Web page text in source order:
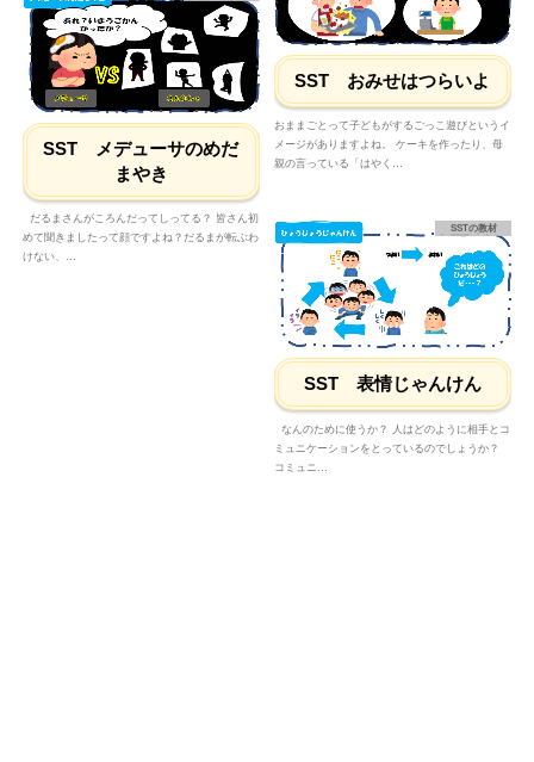
SST おみせはつらいよ
おままごとって子どもがするごっこ遊びというイ
メージがありますよね。 ケーキを作ったり、母
親の言っている「はやく…
SST メデューサのめだ
まやき
だるまさんがころんだってしってる？ 皆さん初
めて聞きましたって顔ですよね？だるまが転ぶわ
けない、…
SSTの教材
SST 表情じゃんけん
なんのために使うか？ 人はどのように相手とコ
ミュニケーションをとっているのでしょうか？
コミュニ…